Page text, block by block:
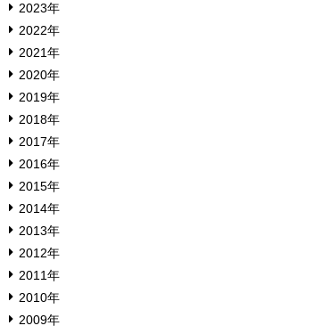
2023年
2022年
2021年
2020年
2019年
2018年
2017年
2016年
2015年
2014年
2013年
2012年
2011年
2010年
2009年